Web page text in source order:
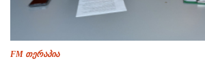
FM თერაპია